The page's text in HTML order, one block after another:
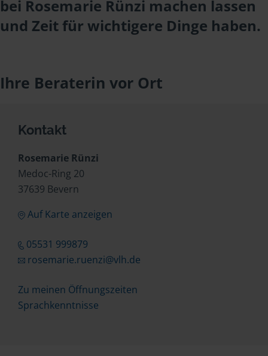
bei Rosemarie Rünzi machen lassen
und Zeit für wichtigere Dinge haben.
Ihre Beraterin vor Ort
Kontakt
Rosemarie Rünzi
Medoc-Ring 20
37639 Bevern
Auf Karte anzeigen
05531 999879
rosemarie.ruenzi@vlh.de
Zu meinen Öffnungszeiten
Sprachkenntnisse